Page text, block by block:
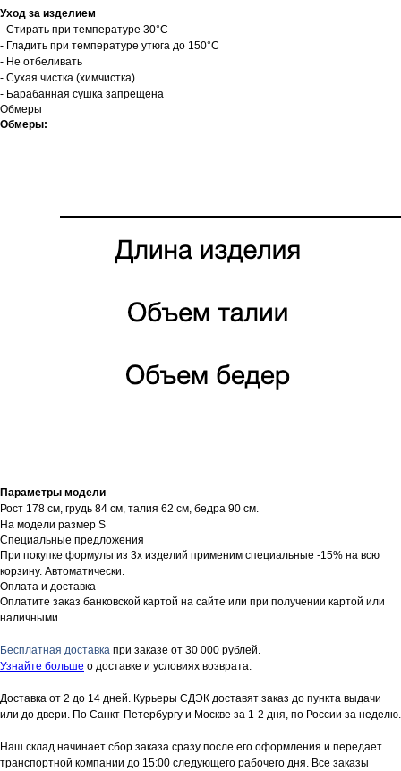
Уход за изделием
- Стирать при температуре 30°C
- Гладить при температуре утюга до 150°C
- Не отбеливать
- Сухая чистка (химчистка)
- Барабанная сушка запрещена
Обмеры
Обмеры:
Параметры модели
Рост 178 см, грудь 84 см, талия 62 см, бедра 90 см.
На модели размер S
Специальные предложения
При покупке формулы из 3х изделий применим специальные -15% на всю
корзину. Автоматически.
Оплата и доставка
Оплатите заказ банковской картой на сайте или при получении картой или
наличными.
Бесплатная доставка при заказе от 30 000 рублей.
Узнайте больше о доставке и условиях возврата.
Доставка от 2 до 14 дней. Курьеры СДЭК доставят заказ до пункта выдачи
или до двери. По Санкт-Петербургу и Москве за 1-2 дня, по России за неделю.
Наш склад начинает сбор заказа сразу после его оформления и передает
транспортной компании до 15:00 следующего рабочего дня. Все заказы